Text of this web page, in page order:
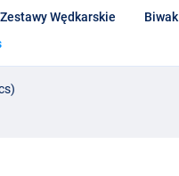
Zestawy Wędkarskie Biwak